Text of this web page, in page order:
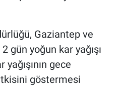
Gaziantep ve
gün yoğun kar yağışı
yağışının gece
göstermesi